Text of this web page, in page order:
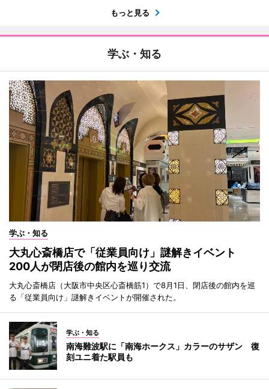
もっと見る
学ぶ・知る
学ぶ・知る
大丸心斎橋店で「従業員向け」謎解きイベント
200人が閉店後の館内を巡り交流
大丸心斎橋店（大阪市中央区心斎橋筋1）で8月1日、閉店後の館内を巡
る「従業員向け」謎解きイベントが開催された。
学ぶ・知る
南海難波駅に「南海ホークス」カラーのサザン 復
刻ユニ着た駅員も